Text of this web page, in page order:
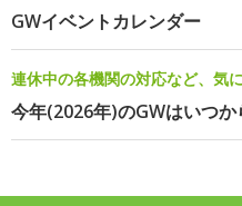
GWイベントカレンダー
連休中の各機関の対応など、気
今年(2026年)のGWはいつか